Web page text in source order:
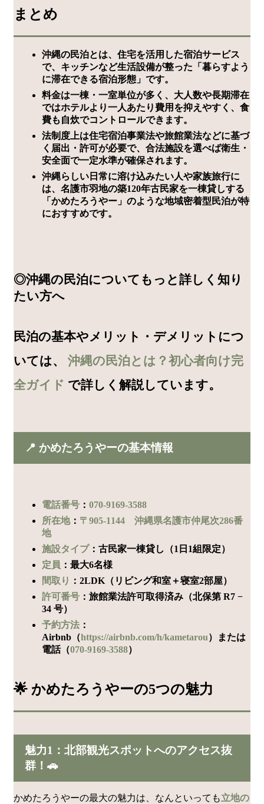
まとめ
沖縄の民泊とは、住宅を活用した宿泊サービス
で、キッチンなど生活設備が整った「暮らすよう
に滞在できる宿泊形態」です。
料金は一棟・一室単位が多く、大人数や長期滞在
ではホテルより一人あたり費用を抑えやすく、食
費も自炊でコントロールできます。
法制度上は住宅宿泊事業法や旅館業法などに基づ
く届出・許可が必要で、合法施設を選べば衛生・
安全面で一定水準が確保されます。
沖縄らしい日常に溶け込みたい人や家族旅行に
は、名護市羽地の築120年古民家を一棟貸しする
「かめたろうやー」のような地域密着型民泊が特
におすすめです。
◎沖縄の民泊についてもっと詳しく知り
たい方へ
民泊の基本やメリット・デメリットにつ
いては、 沖縄の民泊とは？初心者向け完
全ガイド で詳しく解説しています。
📍 かめたろうやーの基本情報
電話番号 ： 070-9169-3588
所在地： 〒905-1144 沖縄県名護市仲尾次286番
地
施設タイプ：古民家一棟貸し（1日1組限定）
定員 ：最大6名様
間取り ：2LDK（リビング和室＋寝室2部屋）
許可番号 ：旅館業法許可取得済み（北保第 R7 −
34 号）
予約方法 ：
Airbnb（https://airbnb.com/h/kametarou）または
電話（070-9169-3588）
🌟 かめたろうやーの5つの魅力
魅力1：北部観光スポットへのアクセス抜
群！🚗
かめたろうやーの最大の魅力は、なんといっても立地の